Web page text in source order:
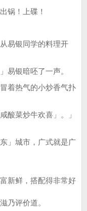
锅！上碟！
易银同学的料理开
银暗呸了一声。
着热气的小炒香气扑
菜炒牛欢喜」。」
」城市，广式就是广
新鲜，搭配得非常好
乃评价道。